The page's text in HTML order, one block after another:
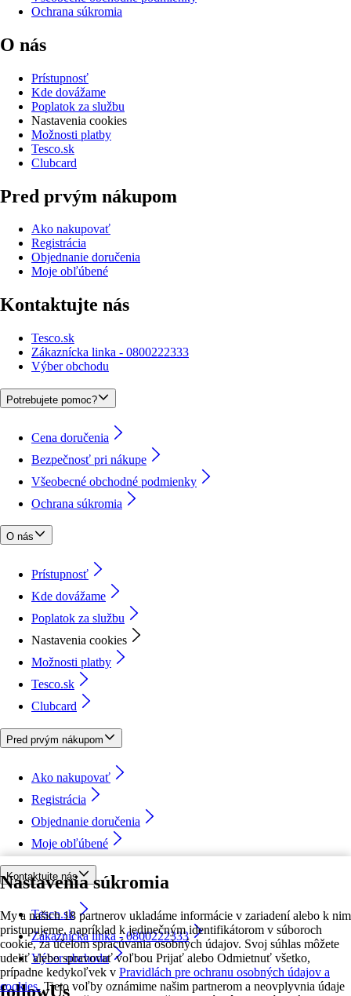
Nastavenia súkromia
My a našich 18 partnerov ukladáme informácie v zariadení alebo k nim
pristupujeme, napríklad k jedinečným identifikátorom v súboroch
cookie, za účelom spracúvania osobných údajov. Svoj súhlas môžete
udeliť alebo spravovať voľbou Prijať alebo Odmietnuť všetko,
prípadne kedykoľvek v Pravidlách pre ochranu osobných údajov a
cookies. Tieto voľby oznámime našim partnerom a neovplyvnia údaje
Ochrana súkromia
O nás
Prístupnosť
Kde dovážame
Poplatok za službu
Nastavenia cookies
Možnosti platby
Tesco.sk
Clubcard
Pred prvým nákupom
Ako nakupovať
Registrácia
Objednanie doručenia
Moje obľúbené
Kontaktujte nás
Tesco.sk
Zákaznícka linka - 0800222333
Výber obchodu
Potrebujete pomoc?
Cena doručenia
Bezpečnosť pri nákupe
Všeobecné obchodné podmienky
Ochrana súkromia
O nás
Prístupnosť
Kde dovážame
Poplatok za službu
Nastavenia cookies
Možnosti platby
Tesco.sk
Clubcard
Pred prvým nákupom
Ako nakupovať
Registrácia
Objednanie doručenia
Moje obľúbené
Kontaktujte nás
Tesco.sk
Zákaznícka linka - 0800222333
Výber obchodu
followUs